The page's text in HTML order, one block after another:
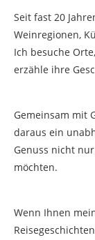
Seit fast 20
Weinregionen,
Ich besuche
erzähle ihre
Gemeinsam mit
daraus ein
Genuss nicht
möchten.
Wenn Ihnen